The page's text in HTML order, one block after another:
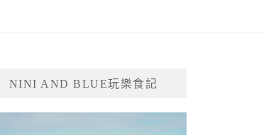
NINI AND BLUE玩樂食記